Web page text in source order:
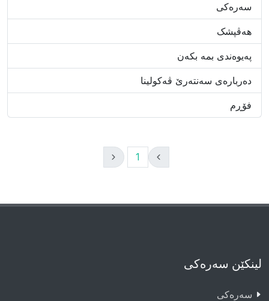
سەرەکی
هەڤپشک
پەیوەندی بمە بکەن
دەربارەى سەنتەرێ ڤەکولینا
فۆڕم
1
لینکێن سەرەکی
سەرەکى